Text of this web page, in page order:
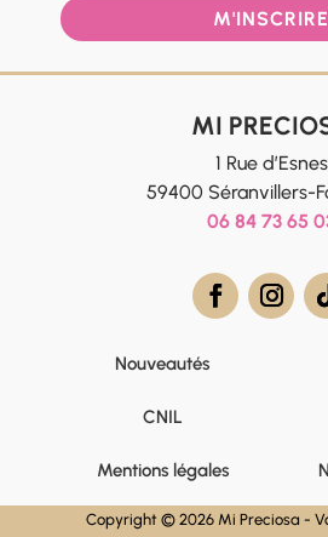
M'INSCRIRE
MI
1 Rue d’Esnes
59400 Séranvillers-
06 84 73 65
Nouveautés
CNIL
Mentions légales
Copyright © 2026 Mi Preciosa -